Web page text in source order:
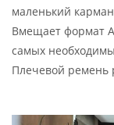
маленький
Вмещает формат А
самых
Плечевой ремень